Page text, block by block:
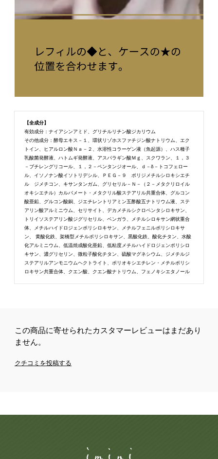
【全成分】
有効成分：ナイアシンアミド、グリチルリチン酸ジカリウム
その他成分：酵母エキス－１、環状リゾホスファチジン酸ナトリウム、エク
トイン、ヒアルロン酸Ｎａ－２、水溶性コラーゲン液（魚起源）、ハス種子
乳酸菌発酵液、ハトムギ発酵液、アスパラギン酸Ｍｇ、スクワラン、１，３
－ブチレングリコール、１，２－ペンタンジオール、ｄ－δ－トコフェロー
ル、イソノナン酸イソトリデシル、ＰＥＧ－９ ポリジメチルシロキシエチ
ル ジメチコン、キサンタンガム、グリセリル－Ｎ－（２－メタクリロイル
オキシエチル）カルバメート・メタクリル酸ステアリル共重合体、グルコン
酸亜鉛、グルコン酸銅、ジエチレントリアミン五酢酸五ナトリウム液、ステ
アリン酸アルミニウム、セリサイト、デカメチルシクロペンタシロキサン、
トリイソステアリン酸ジグリセリル、ベンガラ、メチルシロキサン網状重合
体、メチルハイドロジェンポリシロキサン、メチルフェニルポリシロキサ
ン、 黄酸化鉄、架橋型メチルポリシロキサン、黒酸化鉄、酸化チタン、水酸
化アルミニウム、低温焼成酸化亜鉛、低粘度メチルハイドロジェンポリシロ
キサン、濃グリセリン、微粒子酸化チタン、硫酸マグネシウム、ジメチルジ
ステアリルアンモニウムヘクトライト、ポリオキシエチレン・メチルポリシ
ロキサン共重合体、クエン酸、クエン酸ナトリウム、フェノキシエタノール
この商品に寄せられたカスタマーレビューはまだあり
ません。
クチコミを投稿する